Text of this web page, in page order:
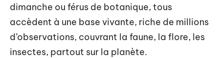
dimanche ou férus de botanique, tous
accèdent à une base vivante, riche de millions
d’observations, couvrant la faune, la flore, les
insectes, partout sur la planète.